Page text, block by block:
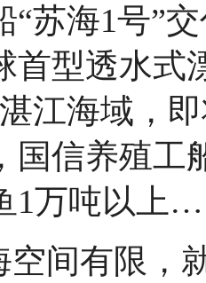
“苏海1号”
首型透水式
江海域，
国信养殖工
1万吨以上
空间有限，